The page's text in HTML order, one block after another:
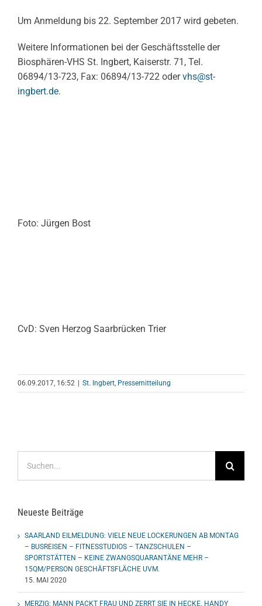
Um Anmeldung bis 22. September 2017 wird gebeten.
Weitere Informationen bei der Geschäftsstelle der
Biosphären-VHS St. Ingbert, Kaiserstr. 71, Tel.
06894/13-723, Fax: 06894/13-722 odervhs@st-
ingbert.de.
Foto: Jürgen Bost
CvD: Sven Herzog Saarbrücken Trier
06.09.2017, 16:52 | St. Ingbert Pressemitteilung
nach:
Neueste Beiträge
SAARLAND EILMELDUNG: VIELE NEUE LOCKERUNGEN AB MONTAG
– BUSREISEN – FITNESSTUDIOS – TANZSCHULEN –
SPORTSTÄTTEN – KEINE ZWANGSQUARANTÄNE MEHR –
15QM/PERSON GESCHÄFTSFLÄCHE UVM.
15. MAI 2020
MERZIG: MANN PACKT FRAU UND ZERRT SIE IN HECKE. HANDY